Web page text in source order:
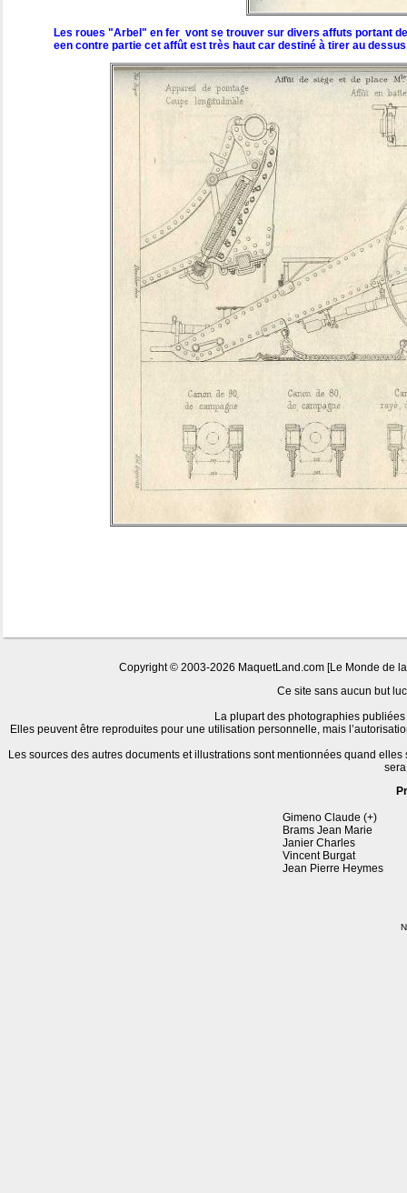
Les roues "Arbel" en fer vont se trouver sur divers affuts portant
een contre partie cet affût est très haut car destiné à tirer au
Copyright © 2003-2026 MaquetLand.com [Le Monde de
Ce site sans aucun but
La plupart des photographies
Elles peuvent être reproduites pour une utilisation personnelle, mais
Les sources des autres documents et illustrations sont mentionnées quand
Gimeno Claude (+)
Brams Jean Marie
Janier Charles
Vincent Burgat
Jean Pierre Heymes